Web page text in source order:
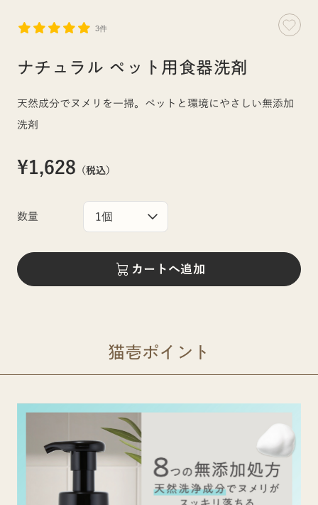
3件
ナチュラル ペット用食器洗剤
天然成分でヌメリを一掃。ペットと環境にやさしい無添加
洗剤
¥1,628 （税込）
数量
カートへ追加
猫壱ポイント